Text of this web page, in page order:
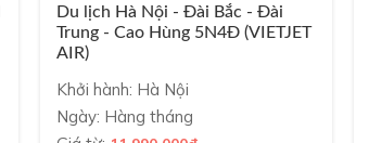
Du lịch Hà Nội - Đài Bắc - Đài
Trung - Cao Hùng 5N4Đ (VIETJET
AIR)
Khởi hành: Hà Nội
Ngày: Hàng tháng